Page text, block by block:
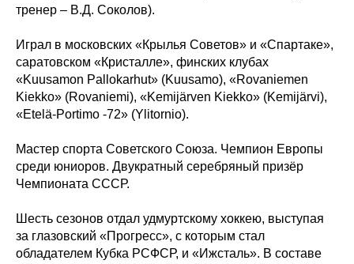
тренер – В.Д. Соколов).
Играл в московских «Крылья Советов» и «Спартаке»,
саратовском «Кристалле», финских клубах
«Kuusamon Pallokarhut» (Kuusamo), «Rovaniemen
Kiekko» (Rovaniemi), «Kemijärven Kiekko» (Kemijärvi),
«Etelä-Portimo -72» (Ylitornio).
Мастер спорта Советского Союза. Чемпион Европы
среди юниоров. Двукратный серебряный призёр
Чемпионата СССР.
Шесть сезонов отдал удмуртскому хоккею, выступая
за глазовский «Прогресс», с которым стал
обладателем Кубка РСФСР, и «Ижсталь». В составе